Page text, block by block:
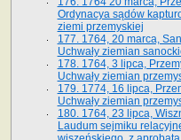
Ordynacya sądów
ziemi przemyskiej
177. 1764, 20 marca,
Uchwały ziemian
178. 1764, 3 lipca,
Uchwały ziemian
179. 1774, 16 lipca,
Uchwały ziemian
180. 1764, 23 lipca,
Laudum sejmiku